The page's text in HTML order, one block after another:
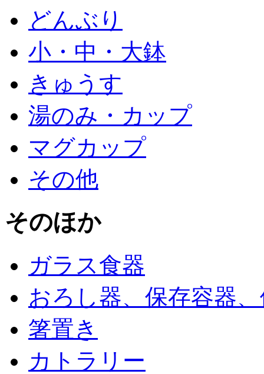
どんぶり
小・中・大鉢
きゅうす
湯のみ・カップ
マグカップ
その他
そのほか
ガラス食器
おろし器、保存容器
箸置き
カトラリー